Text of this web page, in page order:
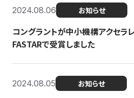
2024.08.06 お知らせ
コングラントが中小機構アクセラ
FASTARで受賞しました
2024.08.05 お知らせ